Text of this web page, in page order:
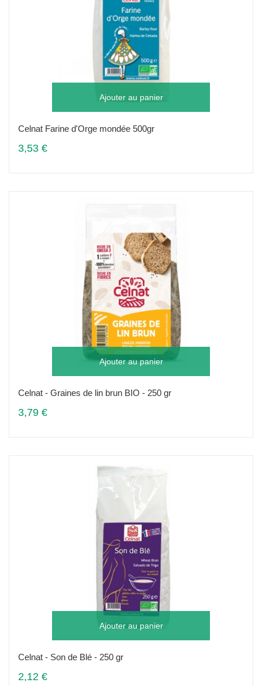
Ajouter au panier
Celnat Farine d'Orge mondée 500gr
3,53 €
Ajouter au panier
Celnat - Graines de lin brun BIO - 250 gr
3,79 €
Ajouter au panier
Celnat - Son de Blé - 250 gr
2,12 €